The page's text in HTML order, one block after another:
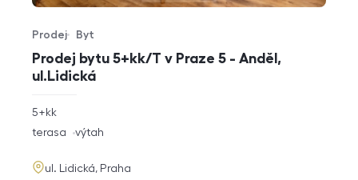
Prodej bytu 5+kk/T v Praze 5 - Anděl,
ul.Lidická
Typ nabídky
Prodej
Typ nemovitosti
Byt
rozměry
dispozice
5+kk
funkce
terasa výtah
adresa
ul. Lidická, Praha